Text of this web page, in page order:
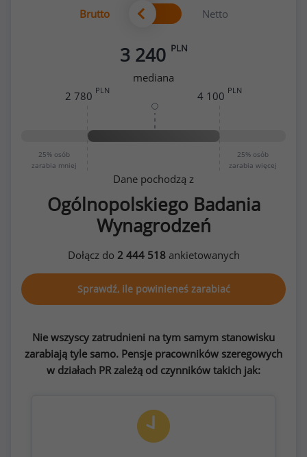
Brutto Netto
3 240 PLN
mediana
25% osób
zarabia mniej
25% osób
zarabia więcej
2 780 PLN 4 100 PLN
Dane pochodzą z
Ogólnopolskiego Badania
Wynagrodzeń
Dołącz do 2 444 518ankietowanych
Sprawdź, ile powinieneś zarabiać
Nie wszyscy zatrudnieni na tym samym stanowisku
zarabiają tyle samo. Pensje pracowników szeregowych
w działach PR zależą od czynników takich jak: